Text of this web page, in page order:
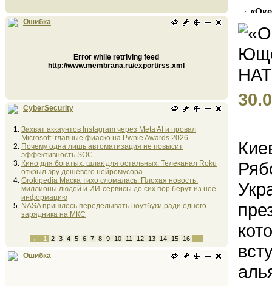
Ошибка
Error while retriving feed
http://www.membrana.ru/export/rss.xml
CyberSecurity
Захват аккаунтов Instagram через Meta AI и провал
Microsoft: главные фиаско на Pwnie Awards 2026
Почему одна лишь автоматизация не повысит
эффективность SOC
Кино для богатых, шлак для остальных. Телеканал Roku
открыл эру дешёвого нейромусора
Grokipedia Маска тихо сломалась. Плохая новость:
миллионы людей и ИИ-сервисы до сих пор берут из неё
информацию
NASA пришлось переделывать ноутбуки ради одного
зарядника на МКС
← 1 2 3 4 5 6 7 8 9 10 11 12 13 14 15 16 →
Ошибка